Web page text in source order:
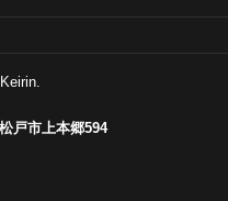
戸市上本郷594